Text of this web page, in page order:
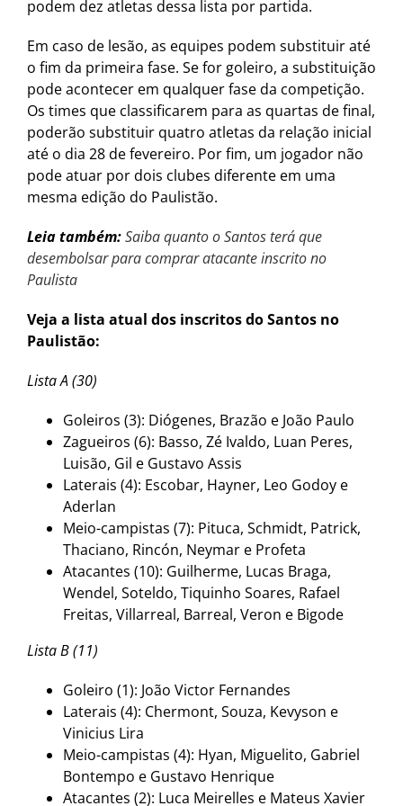
podem dez atletas dessa lista por partida.
Em caso de lesão, as equipes podem substituir até
o fim da primeira fase. Se for goleiro, a substituição
pode acontecer em qualquer fase da competição.
Os times que classificarem para as quartas de final,
poderão substituir quatro atletas da relação inicial
até o dia 28 de fevereiro. Por fim, um jogador não
pode atuar por dois clubes diferente em uma
mesma edição do Paulistão.
Leia também:Saiba quanto o Santos terá que
desembolsar para comprar atacante inscrito no
Paulista
Veja a lista atual dos inscritos do Santos no
Paulistão:
Lista A (30)
Goleiros (3): Diógenes, Brazão e João Paulo
Zagueiros (6): Basso, Zé Ivaldo, Luan Peres,
Luisão, Gil e Gustavo Assis
Laterais (4): Escobar, Hayner, Leo Godoy e
Aderlan
Meio-campistas (7): Pituca, Schmidt, Patrick,
Thaciano, Rincón, Neymar e Profeta
Atacantes (10): Guilherme, Lucas Braga,
Wendel, Soteldo, Tiquinho Soares, Rafael
Freitas, Villarreal, Barreal, Veron e Bigode
Lista B (11)
Goleiro (1): João Victor Fernandes
Laterais (4): Chermont, Souza, Kevyson e
Vinicius Lira
Meio-campistas (4): Hyan, Miguelito, Gabriel
Bontempo e Gustavo Henrique
Atacantes (2): Luca Meirelles e Mateus Xavier